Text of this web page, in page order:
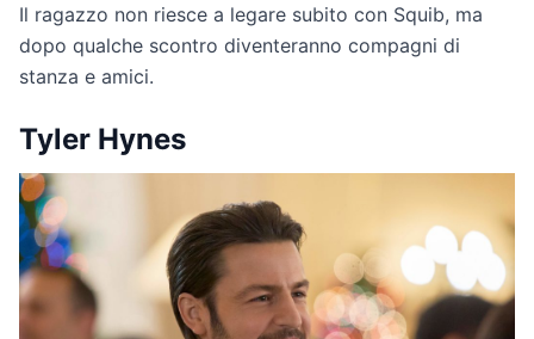
Il ragazzo non riesce a legare subito con Squib, ma
dopo qualche scontro diventeranno compagni di
stanza e amici.
Tyler Hynes